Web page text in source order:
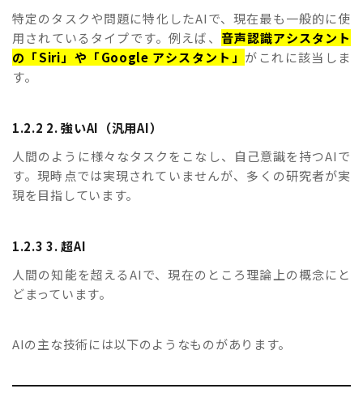
特定のタスクや問題に特化したAIで、現在最も一般的に使
用されているタイプです。例えば、 音声認識アシスタント
の「Siri」や「Google アシスタント」 がこれに該当しま
す。
1.2.2 2. 強いAI（汎用AI）
人間のように様々なタスクをこなし、自己意識を持つAIで
す。現時点では実現されていませんが、多くの研究者が実
現を目指しています。
1.2.3 3. 超AI
人間の知能を超えるAIで、現在のところ理論上の概念にと
どまっています。
AIの主な技術には以下のようなものがあります。